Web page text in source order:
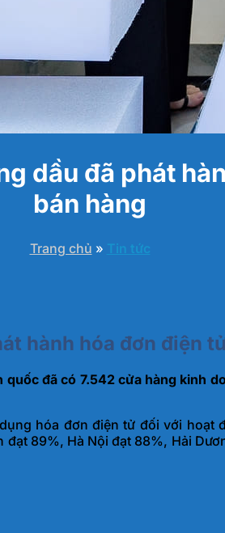
dầu đã phát
bán hàng
Trang chủ » Tin tức
hành hóa đơn điện
đã có 7.542 cửa hàng kinh
hóa đơn điện tử đối với
89%, Hà Nội đạt 88%, Hải